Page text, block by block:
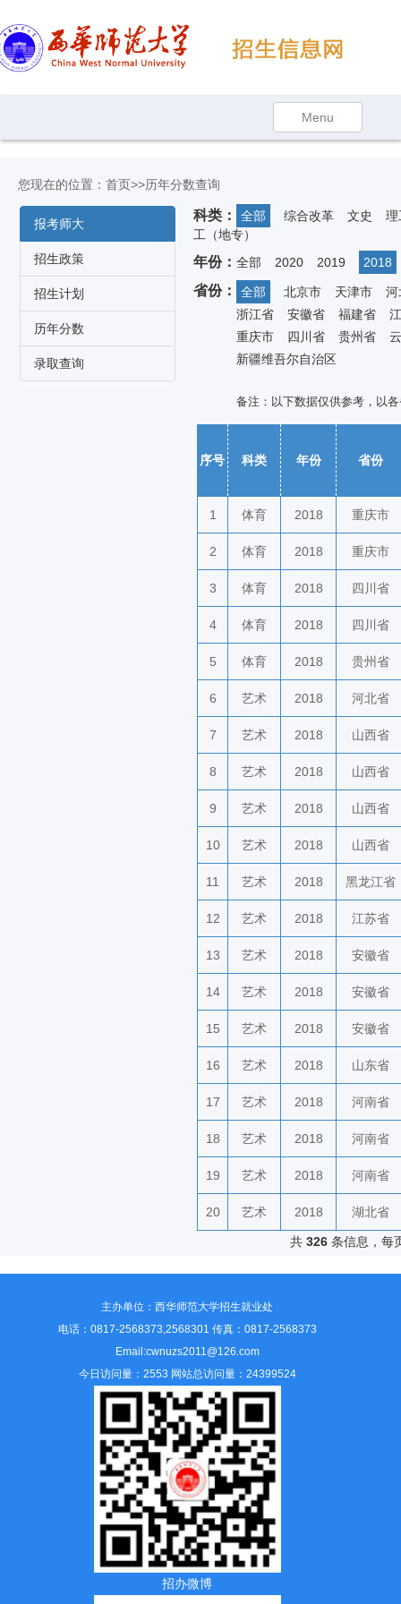
您现在的位置： 首页>>历年分数查询
报考师大
招生政策
招生计划
历年分数
录取查询
科类： 全部 综合改革 文史
理
工（地专）
年份： 全部 2020 2019 2018
省份： 全部 北京市 天津市
河
浙江省
安徽省 福建省
重庆市
四川省 贵州省
新疆维吾尔自治区
备注：以下数据仅供参考，以
序号 科类 年份 省份
1 体育 2018 重庆市
2 体育 2018 重庆市
3 体育 2018 四川省
4 体育 2018 四川省
5 体育 2018 贵州省
6 艺术 2018 河北省
7 艺术 2018 山西省
8 艺术 2018 山西省
9 艺术 2018 山西省
10 艺术 2018 山西省
11 艺术 2018 黑龙江省
12 艺术 2018 江苏省
13 艺术 2018 安徽省
14 艺术 2018 安徽省
15 艺术 2018 安徽省
16 艺术 2018 山东省
17 艺术 2018 河南省
18 艺术 2018 河南省
19 艺术 2018 河南省
20 艺术 2018 湖北省
共 326 条信息，每
主办单位：西华师范大学招生就业处
电话：0817-2568373,2568301 传真：0817-2568373
Email:cwnuzs2011@126.com
今日访问量：2553 网站总访问量：24399524
招办微博